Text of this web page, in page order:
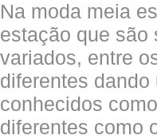
Na moda meia
estação que são
variados, entre
diferentes
conhecidos
diferentes como